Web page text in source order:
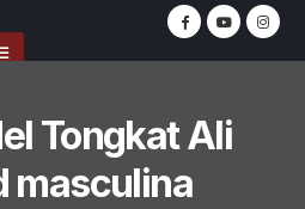
Tongkat Ali
masculina